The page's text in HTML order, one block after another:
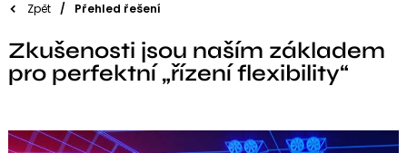
Zpět Přehled řešení
Zkušenosti jsou naším základem
pro perfektní „řízení flexibility“